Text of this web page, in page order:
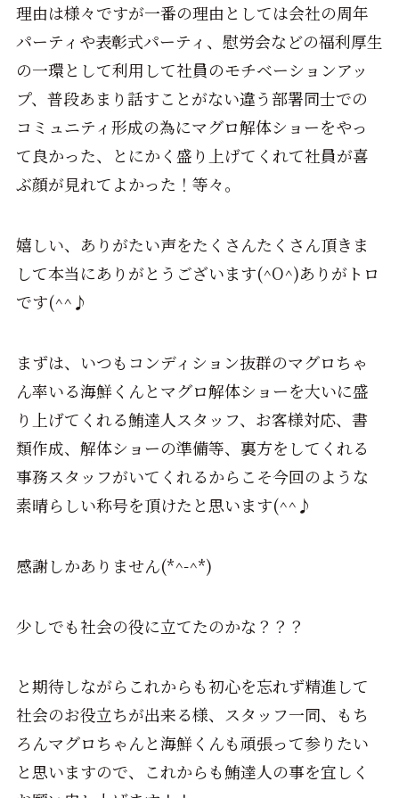
理由は様々ですが一番の理由としては会社の周年
パーティや表彰式パーティ、慰労会などの福利厚生
の一環として利用して社員のモチベーションアッ
プ、普段あまり話すことがない違う部署同士での
コミュニティ形成の為にマグロ解体ショーをやっ
て良かった、とにかく盛り上げてくれて社員が喜
ぶ顔が見れてよかった！等々。
嬉しい、ありがたい声をたくさんたくさん頂きま
して本当にありがとうございます(^O^)ありがトロ
です(^^♪
まずは、いつもコンディション抜群のマグロちゃ
ん率いる海鮮くんとマグロ解体ショーを大いに盛
り上げてくれる鮪達人スタッフ、お客様対応、書
類作成、解体ショーの準備等、裏方をしてくれる
事務スタッフがいてくれるからこそ今回のような
素晴らしい称号を頂けたと思います(^^♪
感謝しかありません(*^-^*)
少しでも社会の役に立てたのかな？？？
と期待しながらこれからも初心を忘れず精進して
社会のお役立ちが出来る様、スタッフ一同、もち
ろんマグロちゃんと海鮮くんも頑張って参りたい
と思いますので、これからも鮪達人の事を宜しく